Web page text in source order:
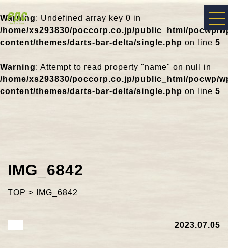
Warning: Undefined array key 0 in
/home/xs293830/poccorp.co.jp/public_html/pocwp/
content/themes/darts-bar-delta/single.php on line 5
Warning: Attempt to read property "name" on null in
/home/xs293830/poccorp.co.jp/public_html/pocwp/
content/themes/darts-bar-delta/single.php on line 5
IMG_6842
TOP > IMG_6842
2023.07.05